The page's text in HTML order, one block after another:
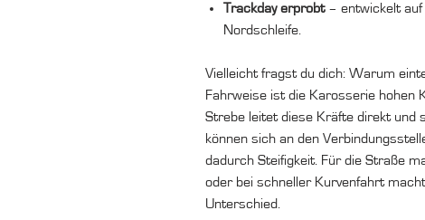
Trackday erprobt– entwickelt auf
Nordschleife.
Vielleicht fragst du dich: Warum
Fahrweise ist die Karosserie hohen
Strebe leitet diese Kräfte direkt und
können sich an den
dadurch Steifigkeit. Für die Straße
oder bei schneller Kurvenfahrt
Unterschied.